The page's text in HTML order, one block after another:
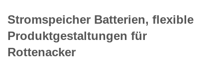
Stromspeicher Batterien, flexible
Produktgestaltungen für
Rottenacker